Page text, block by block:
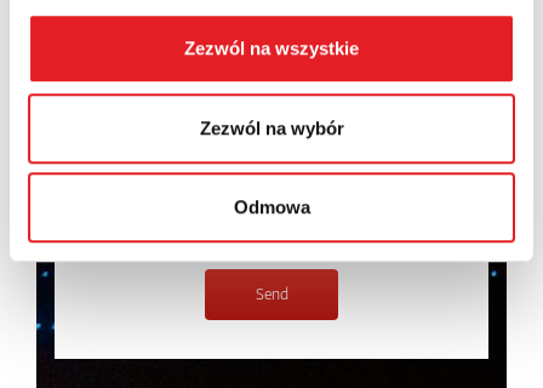
Zezwól na wszystkie
Zezwól na wybór
Odmowa
I consent to the processing of my personal data by
Relpol S.A. More information on the processing of
personal data in the Privacy Policy*